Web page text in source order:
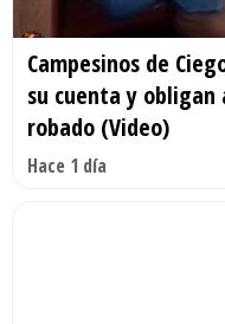
Campesinos de
su cuenta y obligan
robado (Video)
Hace 1 día